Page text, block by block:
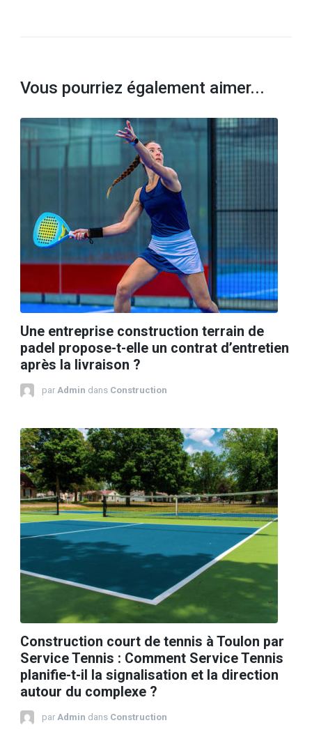
Vous pourriez également aimer...
Une entreprise construction terrain de
padel propose-t-elle un contrat d’entretien
après la livraison ?
par Admin dans Construction
Construction court de tennis à Toulon par
Service Tennis : Comment Service Tennis
planifie-t-il la signalisation et la direction
autour du complexe ?
par Admin dans Construction